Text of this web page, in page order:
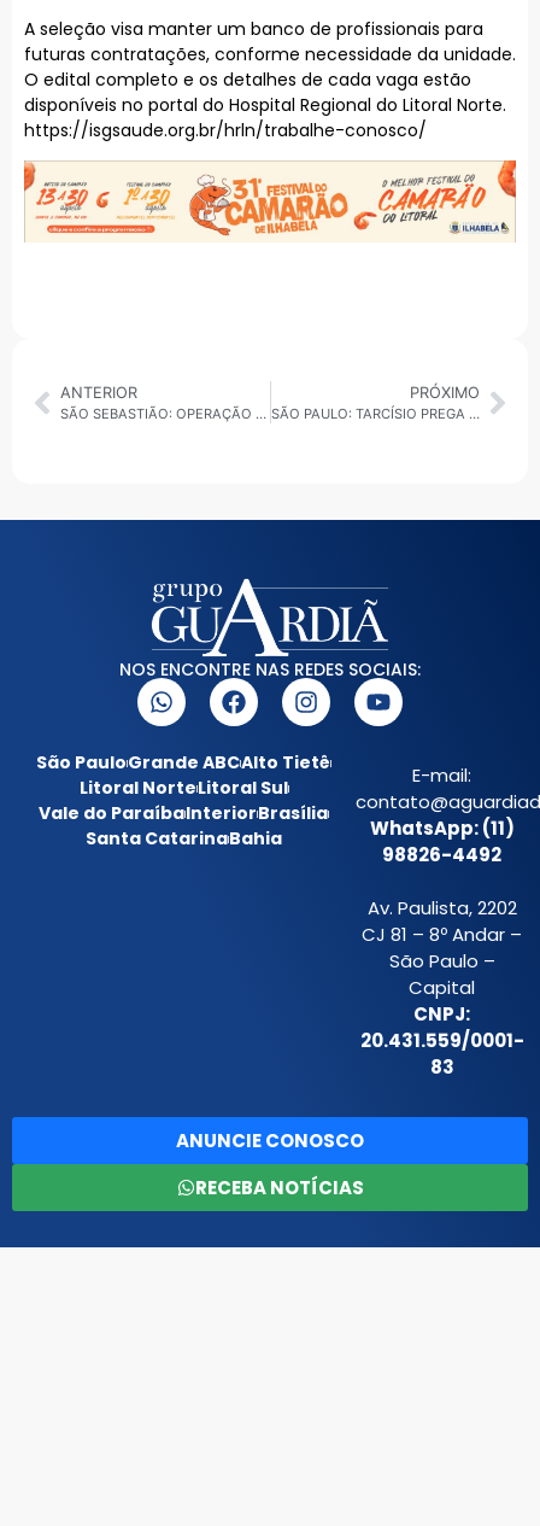
A seleção visa manter um banco de profissionais para
futuras contratações, conforme necessidade da unidade.
O edital completo e os detalhes de cada vaga estão
disponíveis no portal do Hospital Regional do Litoral Norte.
https://isgsaude.org.br/hrln/trabalhe-conosco/
ANTERIOR
SÃO SEBASTIÃO: OPERAÇÃO INTEGRADA APREENDE QUADRICICLO EM MARESIAS
PRÓXIMO
SÃO PAULO: TARCÍSIO PREGA EM CULTO EVANGÉLICO E MARCA ATO INÉDITO NO ESTADO
NOS ENCONTRE NAS REDES SOCIAIS:
São PauloGrande ABCAlto Tietê
Litoral NorteLitoral Sul
Vale do ParaíbaInteriorBrasília
Santa CatarinaBahia
E-mail:
WhatsApp: (11)
98826-4492
Av. Paulista, 2202
CJ 81 – 8º Andar –
São Paulo –
Capital
CNPJ:
20.431.559/0001-
83
ANUNCIE CONOSCO
RECEBA NOTÍCIAS